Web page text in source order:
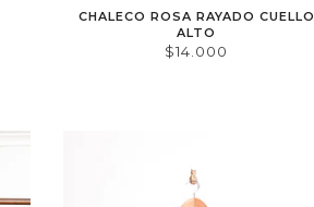
CHALECO ROSA RAYADO CUELLO
ALTO
$14.000